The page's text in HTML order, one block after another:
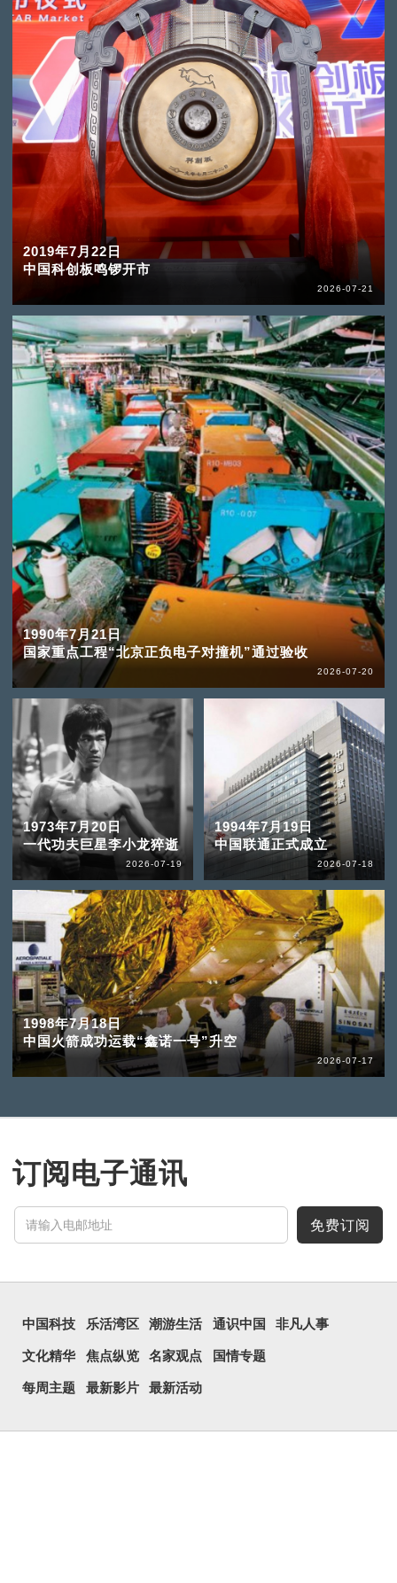
2019年7月22日
中国科创板鸣锣开市
2026-07-21
1990年7月21日
国家重点工程“北京正负电子对撞机”通过验收
2026-07-20
1973年7月20日
一代功夫巨星李小龙猝逝
2026-07-19
1994年7月19日
中国联通正式成立
2026-07-18
1998年7月18日
中国火箭成功运载“鑫诺一号”升空
2026-07-17
订阅电子通讯
免费订阅
中国科技 乐活湾区 潮游生活 通识中国 非凡人事
文化精华 焦点纵览 名家观点 国情专题
每周主题 最新影片 最新活动